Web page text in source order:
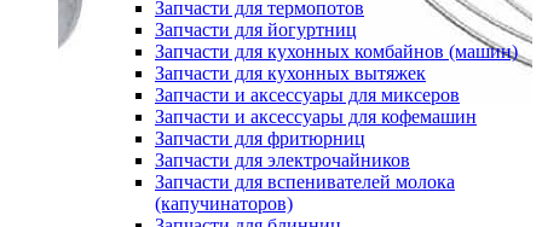
Запчасти для термопотов
Запчасти для йогуртниц
Запчасти для кухонных комбайнов (машин)
Запчасти для кухонных вытяжек
Запчасти и аксессуары для миксеров
Запчасти и аксессуары для кофемашин
Запчасти для фритюрниц
Запчасти для электрочайников
Запчасти для вспенивателей молока
(капучинаторов)